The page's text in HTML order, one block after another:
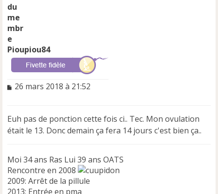
Pioupiou84
M
a
g
o
n
l
u
26 mars 2018 à 21:52
Euh pas de ponction cette fois ci.. Tec. Mon ovulation
était le 13. Donc demain ça fera 14 jours c'est bien ça..
Moi 34 ans Ras Lui 39 ans OATS
Rencontre en 2008
2009: Arrêt de la pillule
2013: Entrée en pma